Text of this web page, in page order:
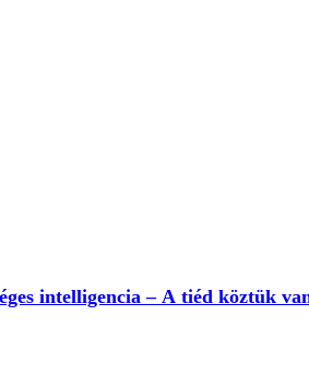
intelligencia – A tiéd köztük